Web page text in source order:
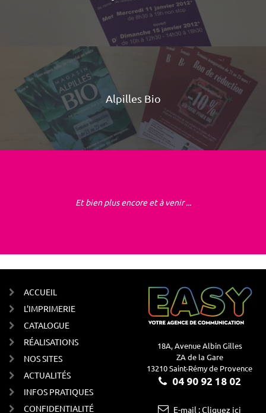
Alpilles Bio
Et bien plus encore et à venir ...
ACCUEIL
L'IMPRIMERIE
CATALOGUE
RÉALISATIONS
NOS SITES
ACTUALITÉS
INFOS PRATIQUES
CONFIDENTIALITÉ
18A, Avenue Albin Gilles
ZA de la Gare
13210 Saint-Rémy de Provence
04 90 92 18 02
E-mail : Cliquez ici